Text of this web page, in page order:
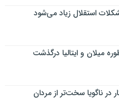
استقلال زیاد می‌شود
میلان و ایتالیا درگذشت
در ناگویا سخت‌تر از مردان